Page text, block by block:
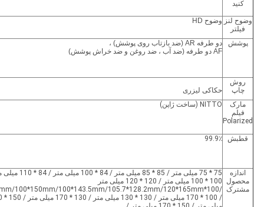
کنید
وضوح لنز
فیلتر
وضوح HD
پوشش دو طرفه AR (ضد بازتاب روی پوشش) ،
AF دو طرفه (ضد آب ، ضد روغن و ضد خراش پوشش)
روش
چاپ
حکاکی لیزری
مارک
فیلم
Polarized
NITTO (ساخت ژاپن)
قطبش 99.9٪
اندازه
محصول
مشترک
75 * 75 میلی متر / 85 * 85 میلی متر / 84
100 * 100 میلی متر / 120 * 120 میلی متر
/100*125mm/100*150mm/100*143.5mm/105.7*128.2mm/120*165mm
/ 100 *